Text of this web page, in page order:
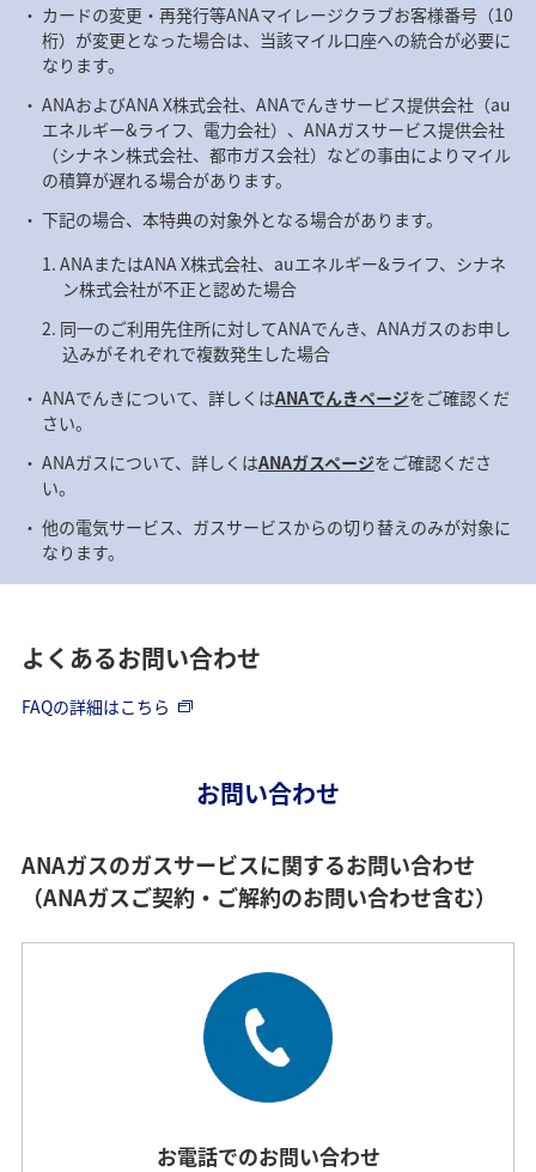
カードの変更・再発行等ANAマイレージクラブお客様番号（10
桁）が変更となった場合は、当該マイル口座への統合が必要に
なります。
ANAおよびANA X株式会社、ANAでんきサービス提供会社（au
エネルギー&ライフ、電力会社）、ANAガスサービス提供会社
（シナネン株式会社、都市ガス会社）などの事由によりマイル
の積算が遅れる場合があります。
下記の場合、本特典の対象外となる場合があります。
ANAまたはANA X株式会社、auエネルギー&ライフ、シナネ
ン株式会社が不正と認めた場合
同一のご利用先住所に対してANAでんき、ANAガスのお申し
込みがそれぞれで複数発生した場合
ANAでんきについて、詳しくはANAでんきページをご確認くだ
さい。
ANAガスについて、詳しくはANAガスページをご確認くださ
い。
他の電気サービス、ガスサービスからの切り替えのみが対象に
なります。
よくあるお問い合わせ
FAQの詳細はこちら
お問い合わせ
ANAガスのガスサービスに関するお問い合わせ
（ANAガスご契約・ご解約のお問い合わせ含む）
お電話でのお問い合わせ